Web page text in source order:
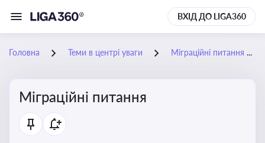
ВХІД ДО LIGA360
Головна Теми в центрі уваги Міграційні питання
Міграційні питання